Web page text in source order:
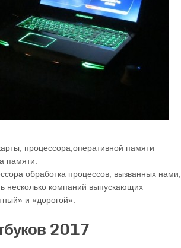
процессора,оперативной памяти
памяти.
обработка процессов, вызванных нами,
несколько компаний выпускающих
и «дорогой».
2017